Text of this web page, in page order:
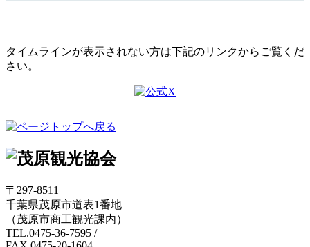
タイムラインが表示されない方は下記のリンクからご覧くだ
さい。
〒297-8511
千葉県茂原市道表1番地
（茂原市商工観光課内）
TEL.0475-36-7595 /